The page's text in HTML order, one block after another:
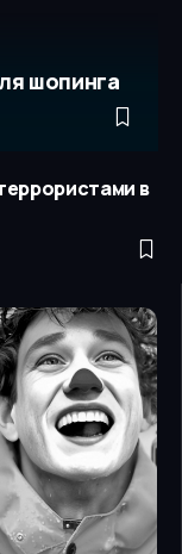
шопинга
в